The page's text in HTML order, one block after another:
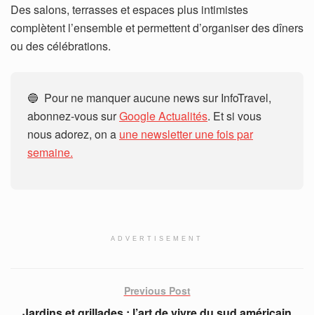
Des salons, terrasses et espaces plus intimistes
complètent l’ensemble et permettent d’organiser des dîners
ou des célébrations.
🔵 Pour ne manquer aucune news sur InfoTravel,
abonnez-vous surGoogle Actualités. Et si vous
nous adorez, on a une newsletter une fois par
semaine.
ADVERTISEMENT
Previous Post